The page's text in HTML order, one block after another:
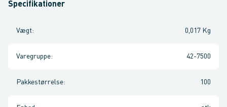
Specifikationer
Vægt: 0,017 Kg
Varegruppe: 42-7500
Pakkestørrelse: 100